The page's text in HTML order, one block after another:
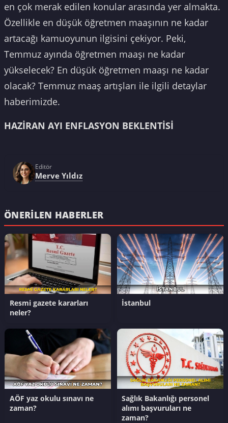
en çok merak edilen konular arasında yer almakta.
Özellikle en düşük öğretmen maaşının ne kadar
artacağı kamuoyunun ilgisini çekiyor. Peki,
Temmuz ayında öğretmen maaşı ne kadar
yükselecek? En düşük öğretmen maaşı ne kadar
olacak? Temmuz maaş artışları ile ilgili detaylar
haberimizde.
HAZİRAN AYI ENFLASYON BEKLENTİSİ
Editör
Merve Yıldız
ÖNERILEN HABERLER
Resmi gazete kararları
neler?
İstanbul
AÖF yaz okulu sınavı ne
zaman?
Sağlık Bakanlığı personel
alımı başvuruları ne
zaman?